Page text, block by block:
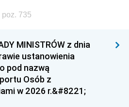
735
MINISTRÓW z dnia
ustanowienia
pod nazwą
Osób z
w 2026 r.&#8221;